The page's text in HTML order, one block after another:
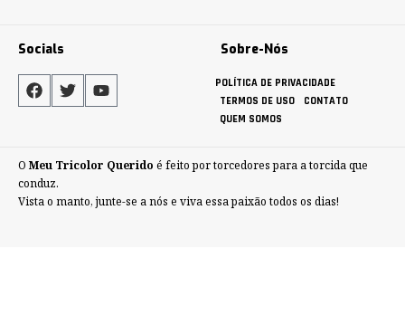
Socials Sobre-Nós
POLÍTICA DE PRIVACIDADE
TERMOS DE USO
CONTATO
QUEM SOMOS
O Meu Tricolor Querido é feito por torcedores para a torcida que
conduz.
Vista o manto, junte-se a nós e viva essa paixão todos os dias!